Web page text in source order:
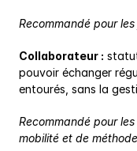
Recommandé pour
Collaborateur :
pouvoir échanger
entourés, sans la
Recommandé pour
mobilité et de